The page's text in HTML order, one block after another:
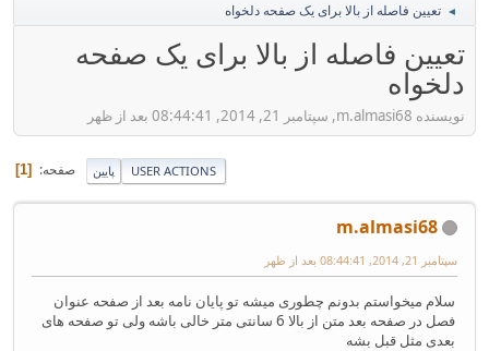
◄ تعیین فاصله از بالا برای یک صفحه دلخواه
تعیین فاصله از بالا برای یک صفحه
دلخواه
نویسنده m.almasi68, سپتامبر 21, 2014, 08:44:41 بعد از ظهر
پایین صفحه 1 USER ACTIONS
m.almasi68
سپتامبر 21, 2014, 08:44:41 بعد از ظهر
سلام میخواستم بدونم چطوری میشه تو پایان نامه بعد از صفحه عنوان
فصل در صفحه بعد متن از بالا 6 سانتی متر خالی باشه ولی تو صفحه های
بعدی مثل قبل بشه